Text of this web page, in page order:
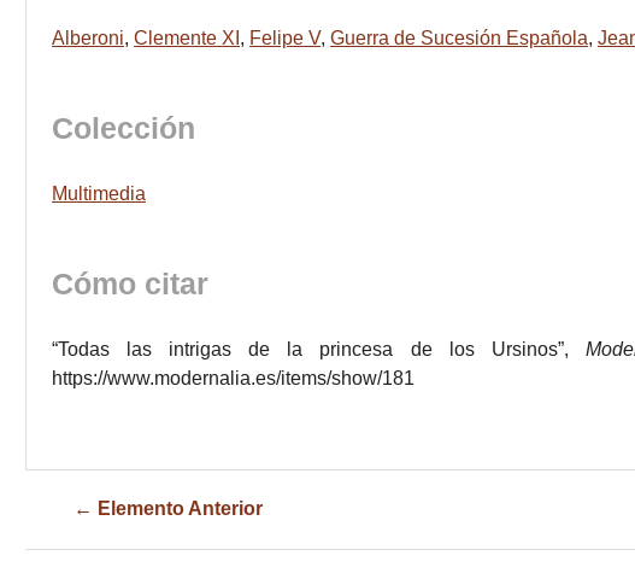
Alberoni, Clemente XI , Felipe V, Guerra de Sucesión Española,
Colección
Multimedia
Cómo citar
“Todas las intrigas de la princesa de los Ursinos”,
https://www.modernalia.es/items/show/181
← Elemento Anterior